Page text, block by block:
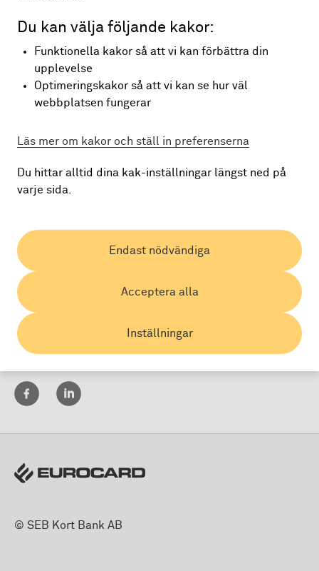
ditt ärende prövat.
Konsumentvägledaren i din hemkommun
Konsumenternas Bank- och finansbyrå
Allmän domstol
genom EU’s Online Dispute Resolution platform. Det är
särskilt relevant om du är konsument bosatt i ett annat
Online Dispute Resolution platform
Du kan välja följande kakor:
Funktionella kakor så att vi kan förbättra din
upplevelse
Optimeringskakor så att vi kan se hur väl
webbplatsen fungerar
Läs mer om kakor och ställ in preferenserna
Du hittar alltid dina kak-inställningar längst ned på
varje sida.
Inställningar
Acceptera alla
Endast nödvändiga
Land:
© SEB Kort Bank AB